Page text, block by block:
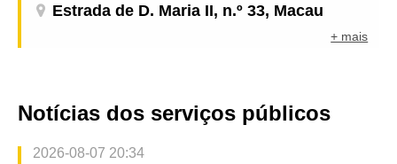
Estrada de D. Maria II, n.º 33, Macau
+ mais
Notícias dos serviços públicos
2026-08-07 20:34